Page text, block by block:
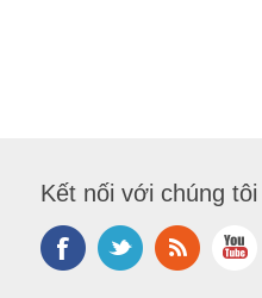
Kết nối với chúng tôi